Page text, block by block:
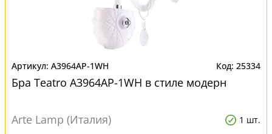
A3964AP-1WH 25334
Бра Teatro A3964AP-1WH в стиле модерн
Arte Lamp (Италия) 1 шт.